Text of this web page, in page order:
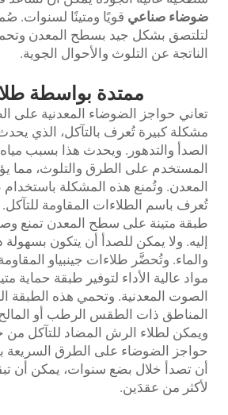
ضوضاء صناعيقويًا ومتينًا لسنوات. صُممت
لتلتصق بشكل جيد بسطح المعدن وتحميه
الناتجة عن التلوث والأحوال الجوية.
ممتدة بواسطة طلاء
تعاني حواجز الضوضاء المعدنية على
مشكلة كبيرة تُعرف بالتآكل، الذي يحدث
الصدأ والتدهور. ويحدث هذا بسبب مياه
المستخدم على الطرق والتلوث، مما
المعدن. وتُمنع هذه المشكلة باستخدام
تُعرف باسم الطلاءات المقاومة للتآكل.
طبقة متينة على سطح المعدن تمنع وصول
إليه. ولا يمكن للصدأ أن يتكون بسهولة
والماء. وتُحضَّر طلاءات جينبياو المقاومة
مواد عالية الأداء لتوفير طبقة حماية
الصوت المعدنية. وتحمي هذه الطبقة
المناطق ذات الطقس الرطب أو المالح
ويمكن لطلاء الرش المضاد للتآكل من
حواجز الضوضاء على الطرق السريعة
أن تصدأ خلال بضع سنوات، يمكن أن
لأكثر من عقدَين.